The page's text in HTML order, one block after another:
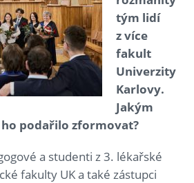
tým lidí
z více
fakult
Univerzity
Karlovy.
Jakým
podařilo zformovat?
a studenti z 3. lékařské
fakulty UK a také zástupci